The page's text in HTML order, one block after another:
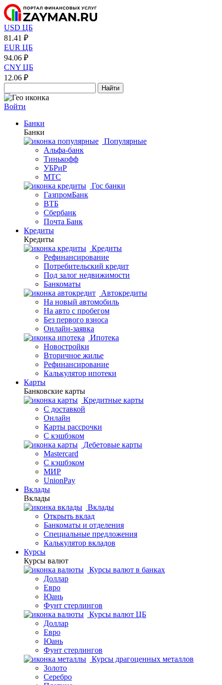
USD ЦБ
81.41 ₽
EUR ЦБ
94.06 ₽
CNY ЦБ
12.06 ₽
Найти
Войти
Банки
Банки
Популярные
Альфа-банк
Тинькофф
УБРиР
МТС
Гос банки
ГазпромБанк
ВТБ
Сбербанк
Почта Банк
Кредиты
Кредиты
Кредиты
Рефинансирование
Потребительский кредит
Под залог недвижимости
Банкоматы
Автокредиты
На новый автомобиль
На авто с пробегом
Без первого взноса
Онлайн-заявка
Ипотека
Новостройки
Вторичное жилье
Рефинансирование
Калькулятор ипотеки
Карты
Банковские карты
Кредитные карты
С доставкой
Онлайн
Карты рассрочки
С кэшбэком
Дебетовые карты
Mastercard
С кэшбэком
МИР
UnionPay
Вклады
Вклады
Вклады
Открыть вклад
Банкоматы и отделения
Специальные предложения
Калькулятор вкладов
Курсы
Курсы валют
Курсы валют в банках
Доллар
Евро
Юань
Фунт стерлингов
Курсы валют ЦБ
Доллар
Евро
Юань
Фунт стерлингов
Курсы драгоценных металлов
Золото
Серебро